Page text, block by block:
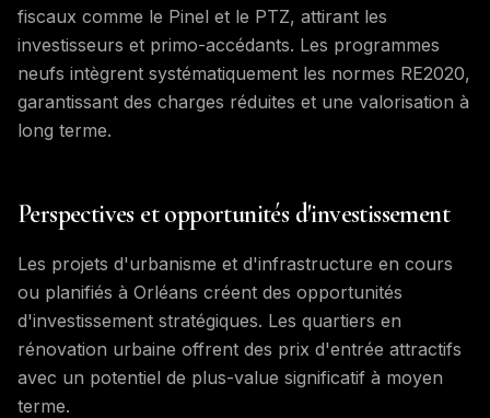
fiscaux comme le Pinel et le PTZ, attirant les
investisseurs et primo-accédants. Les programmes
neufs intègrent systématiquement les normes RE2020,
garantissant des charges réduites et une valorisation à
long terme.
Perspectives et opportunités d'investissement
Les projets d'urbanisme et d'infrastructure en cours
ou planifiés à Orléans créent des opportunités
d'investissement stratégiques. Les quartiers en
rénovation urbaine offrent des prix d'entrée attractifs
avec un potentiel de plus-value significatif à moyen
terme.